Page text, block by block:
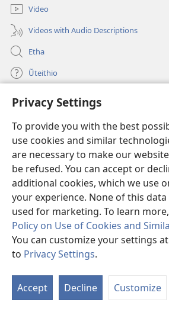
Privacy Settings
To provide you with the best
use cookies and similar
are necessary to make our
be refused. You can accept or
additional cookies, which we use
your experience. None of this
used for marketing. To learn
Policy on Use of Cookies and
You can customize your settings
to Privacy Settings.
Accept Decline Customize
Video
Videos with Audio Descriptions
Etha
Ũteithio
Mĩhothi
(opens
window)Ũthuthuria INTANETI-INĨ
(opens
new
window)
®
(opens
new
window)Programu yaJW Library
Copyright
© 2026 Watch Tower Bible and
MAWATHO MA ŨHŨTHĨRI